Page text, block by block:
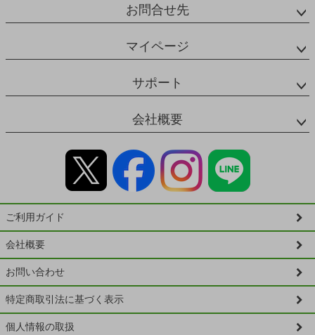
お問合せ先
マイページ
サポート
会社概要
ご利用ガイド
会社概要
お問い合わせ
特定商取引法に基づく表示
個人情報の取扱